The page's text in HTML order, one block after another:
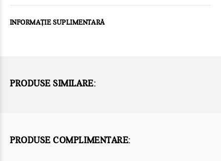
INFORMAȚIE SUPLIMENTARĂ
PRODUSE SIMILARE:
PRODUSE COMPLIMENTARE: